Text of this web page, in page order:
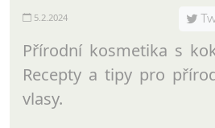
5.2.2024
Přírodní kosmetika s
Recepty a tipy pro
vlasy.